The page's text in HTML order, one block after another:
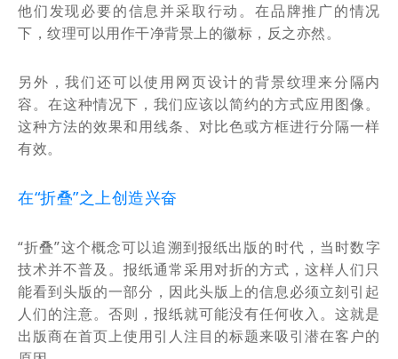
他们发现必要的信息并采取行动。在品牌推广的情况
下，纹理可以用作干净背景上的徽标，反之亦然。
另外，我们还可以使用网页设计的背景纹理来分隔内
容。在这种情况下，我们应该以简约的方式应用图像。
这种方法的效果和用线条、对比色或方框进行分隔一样
有效。
在“折叠”之上创造兴奋
“折叠”这个概念可以追溯到报纸出版的时代，当时数字
技术并不普及。报纸通常采用对折的方式，这样人们只
能看到头版的一部分，因此头版上的信息必须立刻引起
人们的注意。否则，报纸就可能没有任何收入。这就是
出版商在首页上使用引人注目的标题来吸引潜在客户的